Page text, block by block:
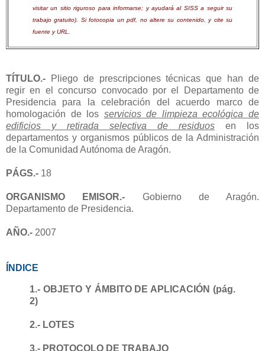
visitar un sitio riguroso para informarse; y ayudará al SISS a seguir su
trabajo gratuito). Si fotocopia un pdf, no altere su contenido, y cite su
fuente y URL.
TÍTULO.- Pliego de prescripciones técnicas que han de
regir en el concurso convocado por el Departamento de
Presidencia para la celebración del acuerdo marco de
homologación de los servicios de limpieza ecológica de
edificios y retirada selectiva de residuos en los
departamentos y organismos públicos de la Administración
de la Comunidad Autónoma de Aragón.
PÁGS.- 18
ORGANISMO EMISOR.- Gobierno de Aragón.
Departamento de Presidencia.
AÑO.- 2007
ÍNDICE
1.- OBJETO Y ÁMBITO DE APLICACIÓN (pág.
2)
2.- LOTES
3.- PROTOCOLO DE TRABAJO